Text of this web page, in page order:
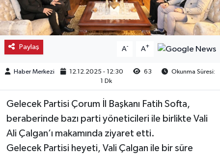
Paylaş A- A+
Haber Merkezi 12.12.2025 - 12:30 63
Okunma Süresi:
1 Dk
Gelecek Partisi Çorum İl Başkanı Fatih Softa,
beraberinde bazı parti yöneticileri ile birlikte Vali
Ali Çalgan’ı makamında ziyaret etti.
Gelecek Partisi heyeti, Vali Çalgan ile bir süre
Kargı
Laçin
Mecitözü
Oğuzlar
Ortaköy
Osmancık